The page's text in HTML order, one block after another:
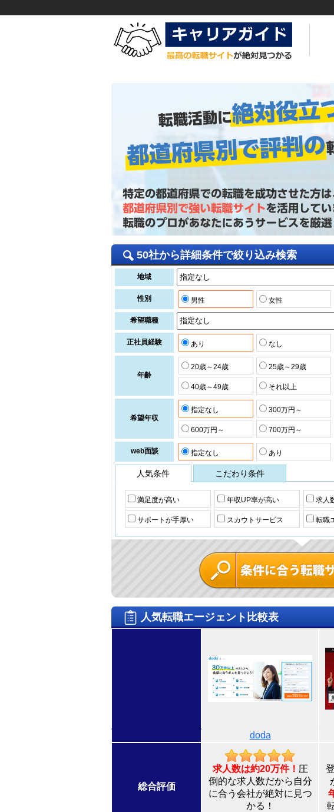
50社から詳細条件で絞り込み検索
地域
性別 男性 女性
希望職種
正社員経験 あり なし
年齢
20歳～24歳 25歳～29歳
40歳～49歳 それ以上
希望年収
指定なし 300万円～
600万円～ 700万円～
web面談 指定なし あり
人気条件 こだわり条件
満足度が高い 年収UP率が高い 求人
サポートが手厚い スカウトサービス 転職
人気転職エージェント比較表
doda
総合評価
求人数は約20万件！ 圧
倒的な求人数だから自分
に合う会社が絶対に見つ
かる！